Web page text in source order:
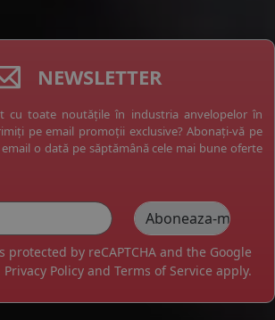
NEWSLETTER
cu toate noutățile în industria anvelopelor în
pe email promoții exclusive? Abonați-vă pe
o dată pe săptămână cele mai bune oferte
protected by reCAPTCHA and the Google
Privacy Policy and Terms of Service apply.